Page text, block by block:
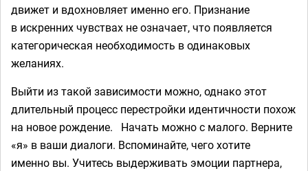
движет и вдохновляет именно его. Признание
в искренних чувствах не означает, что появляется
категорическая необходимость в одинаковых
желаниях.
Выйти из такой зависимости можно, однако этот
длительный процесс перестройки идентичности похож
на новое рождение.⠀Начать можно с малого. Верните
«я» в ваши диалоги. Вспоминайте, чего хотите
именно вы. Учитесь выдерживать эмоции партнера,